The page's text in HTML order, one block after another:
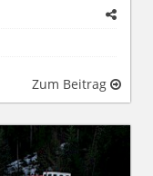
Zum Beitrag